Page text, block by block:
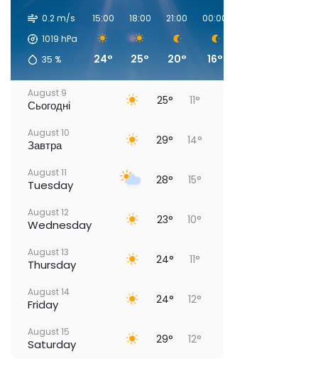
0.2 m/s
1019 hPa
35 %
15:00
24°
18:00
25°
21:00
20°
00:00
16°
August 9
Сьогодні 25° 11°
August 10
Завтра 29° 14°
August 11
Tuesday 28° 15°
August 12
Wednesday 23° 10°
August 13
Thursday 24° 11°
August 14
Friday 24° 12°
August 15
Saturday 29° 12°